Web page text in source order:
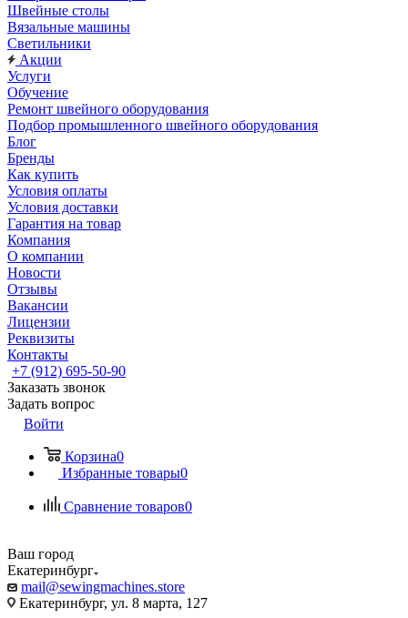
Швейные столы
Вязальные машины
Светильники
Акции
Услуги
Обучение
Ремонт швейного оборудования
Подбор промышленного швейного оборудования
Блог
Бренды
Как купить
Условия оплаты
Условия доставки
Гарантия на товар
Компания
О компании
Новости
Отзывы
Вакансии
Лицензии
Реквизиты
Контакты
+7 (912) 695-50-90
Заказать звонок
Задать вопрос
Войти
Корзина0
Избранные товары0
Сравнение товаров0
Ваш город
Екатеринбург
mail@sewingmachines.store
Екатеринбург, ул. 8 марта, 127